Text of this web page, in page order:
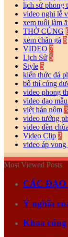
lịch sử phong
video nghi lễ
xem tuổi làm
THỜ CÚNG
xem chân gà 8
VIDEO 7
Lịch Sử 5
Style 5
kiến thức đá
bố thí cúng
video phong
video đạo
việt hán nôm 3
video tướng
video đền
Video Clip 2
video áp vong
Most Viewed Posts
CÁC
Ý nghĩa
Khoa